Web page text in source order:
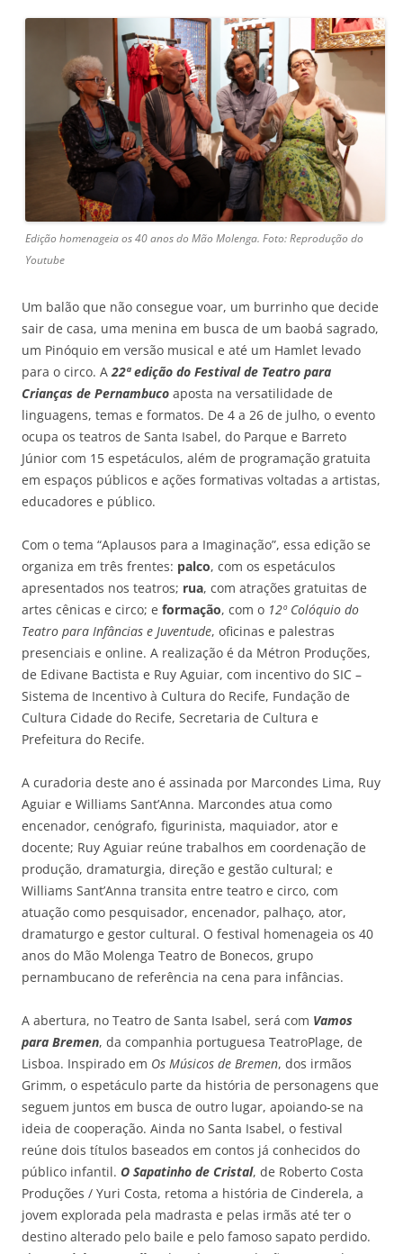
Edição homenageia os 40 anos do Mão Molenga. Foto: Reprodução do
Youtube
Um balão que não consegue voar, um burrinho que decide
sair de casa, uma menina em busca de um baobá sagrado,
um Pinóquio em versão musical e até um Hamlet levado
para o circo. A 22ª edição do Festival de Teatro para
Crianças de Pernambuco aposta na versatilidade de
linguagens, temas e formatos. De 4 a 26 de julho, o evento
ocupa os teatros de Santa Isabel, do Parque e Barreto
Júnior com 15 espetáculos, além de programação gratuita
em espaços públicos e ações formativas voltadas a artistas,
educadores e público.
Com o tema “Aplausos para a Imaginação”, essa edição se
organiza em três frentes: palco, com os espetáculos
apresentados nos teatros; rua, com atrações gratuitas de
artes cênicas e circo; e formação, com o 12º Colóquio do
Teatro para Infâncias e Juventude, oficinas e palestras
presenciais e online. A realização é da Métron Produções,
de Edivane Bactista e Ruy Aguiar, com incentivo do SIC –
Sistema de Incentivo à Cultura do Recife, Fundação de
Cultura Cidade do Recife, Secretaria de Cultura e
Prefeitura do Recife.
A curadoria deste ano é assinada por Marcondes Lima, Ruy
Aguiar e Williams Sant’Anna. Marcondes atua como
encenador, cenógrafo, figurinista, maquiador, ator e
docente; Ruy Aguiar reúne trabalhos em coordenação de
produção, dramaturgia, direção e gestão cultural; e
Williams Sant’Anna transita entre teatro e circo, com
atuação como pesquisador, encenador, palhaço, ator,
dramaturgo e gestor cultural. O festival homenageia os 40
anos do Mão Molenga Teatro de Bonecos, grupo
pernambucano de referência na cena para infâncias.
A abertura, no Teatro de Santa Isabel, será com Vamos
para Bremen, da companhia portuguesa TeatroPlage, de
Lisboa. Inspirado em Os Músicos de Bremen, dos irmãos
Grimm, o espetáculo parte da história de personagens que
seguem juntos em busca de outro lugar, apoiando-se na
ideia de cooperação. Ainda no Santa Isabel, o festival
reúne dois títulos baseados em contos já conhecidos do
público infantil. O Sapatinho de Cristal, de Roberto Costa
Produções / Yuri Costa, retoma a história de Cinderela, a
jovem explorada pela madrasta e pelas irmãs até ter o
destino alterado pelo baile e pelo famoso sapato perdido.